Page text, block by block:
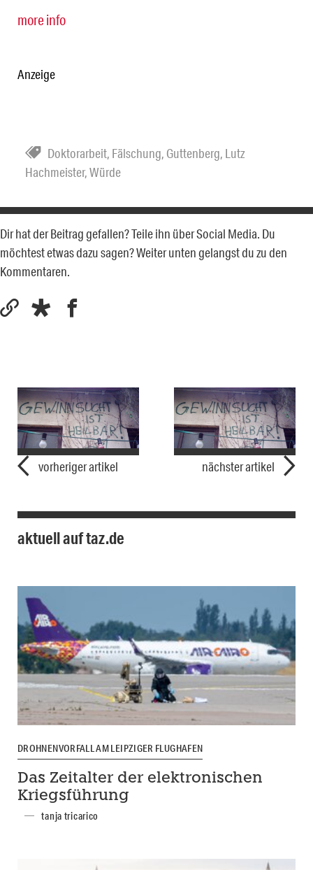
more info
Anzeige
Doktorarbeit, Fälschung, Guttenberg, Lutz
Hachmeister,Würde
Dir hat der Beitrag gefallen? Teile ihn über Social Media. Du
möchtest etwas dazu sagen? Weiter unten gelangst du zu den
Kommentaren.
vorheriger artikel nächster artikel
aktuell auf taz.de
DROHNENVORFALL AM LEIPZIGER FLUGHAFEN
Das Zeitalter der elektronischen
Kriegsführung
tanja tricarico